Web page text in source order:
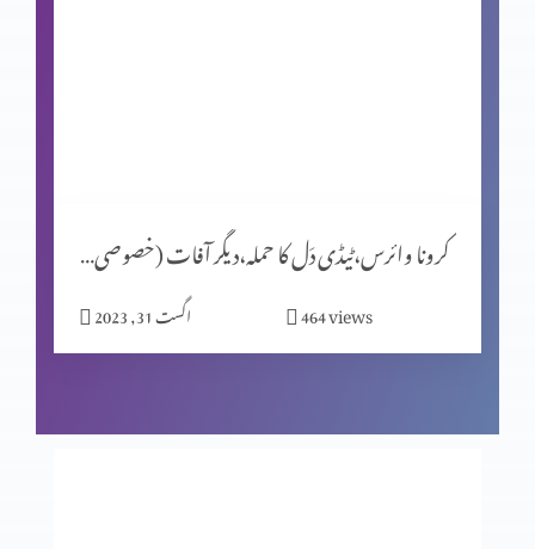
خدا کے خادموں کی عزت و مخلافت، سزا و برکت (اسلام وکرونا وائرس،ٹیڈی دَل کا حملہ،دیگر آفات (خصوصی پروگرام)
اگست 31, 2023 464views